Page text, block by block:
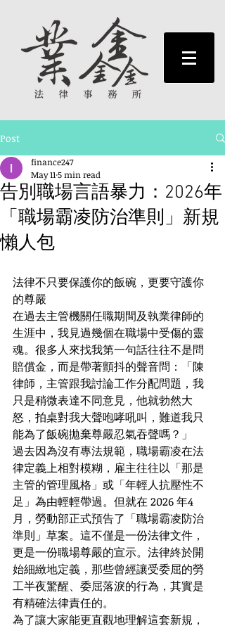
Post
告別職場言語暴力：2026年
「職場霸凌防治準則」新規
懶人包
finance247
May 11 5 min read
法律不只要保護你的飯碗，更要守護你
的尊嚴
在過去主管機關任職期間及執業律師的
生涯中，我見過幾個在職場中受傷的靈
魂。很多人來找我第一句話往往不是問
賠償金，而是帶著顫抖的聲音問：「陳
律師，主管跟我討論工作分配問題，我
只是稍微表達不同意見，他就勃然大
怒，拍桌對我大聲咆哮吼叫，難道我只
能為了飯碗拋棄尊嚴忍氣吞聲嗎？」
過去因為沒有專法規範，職場霸凌在法
律定義上相對模糊，雇主往往以「那是
主管的管理風格」或「年輕人抗壓性不
足」為由輕輕帶過。但就在 2026 年4
月，勞動部正式預告了「職場霸凌防治
準則」草案。這不僅是一份法律文件，
更是一份職場尊嚴的宣示。法律終於開
始細緻地定義，那些曾經讓受委屈的勞
工半夜驚醒、委屈落淚的行為，其實是
有精確法律責任的。
為了讓大家能更直觀地理解這套新規，